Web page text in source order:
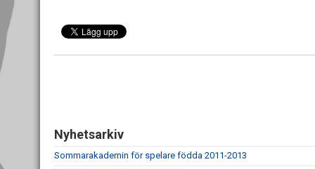
Nyhetsarkiv
Sommarakademin för spelare födda 2011-2013